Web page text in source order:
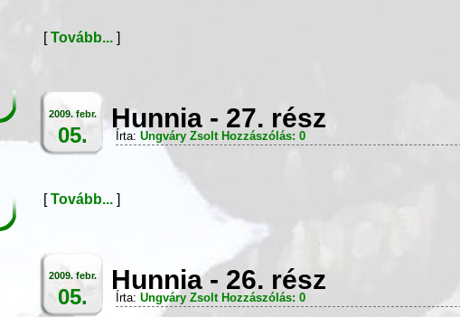
[Tovább... ]
2009. febr.
05.
Hunnia - 27. rész
Írta: Ungváry Zsolt Hozzászólás: 0
[Tovább... ]
2009. febr.
05.
Hunnia - 26. rész
Írta: Ungváry Zsolt Hozzászólás: 0